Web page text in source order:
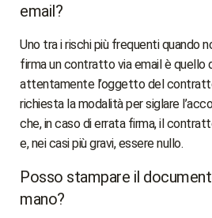
email?
Uno tra i rischi più frequenti quando
firma un contratto via email è quello
attentamente l’oggetto del
richiesta la modalità per siglare
che, in caso di errata firma, il
e, nei casi più gravi, essere nullo.
Posso stampare il
mano?